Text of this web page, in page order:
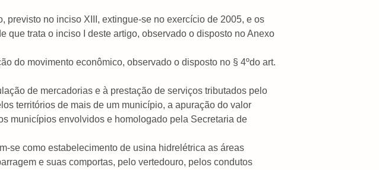
previsto no inciso XIII, extingue-se no exercício de 2005, e os
trata o inciso I deste artigo, observado o disposto no Anexo
do movimento econômico, observado o disposto no § 4ºdo art.
de mercadorias e à prestação de serviços tributados pelo
territórios de mais de um município, a apuração do valor
municípios envolvidos e homologado pela Secretaria de
se como estabelecimento de usina hidrelétrica as áreas
e suas comportas, pelo vertedouro, pelos condutos